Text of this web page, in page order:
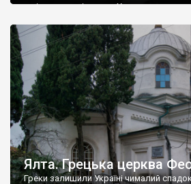
є відданими вірянами Христа
Ялта. Грецька церква
Греки залишили Україні чималий